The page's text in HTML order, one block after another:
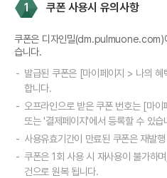
1 쿠폰 사용시 유의사항
쿠폰은 디자인밀(dm.pulmuone.com)
습니다.
발급된 쿠폰은 [마이페이지 > 나의
합니다.
오프라인으로 받은 쿠폰 번호는 [마
또는 '결제페이지'에서 등록할 수 있습
사용유효기간이 만료된 쿠폰은 재발
쿠폰은 1회 사용 시 재사용이 불가하
건으로 원복 됩니다.